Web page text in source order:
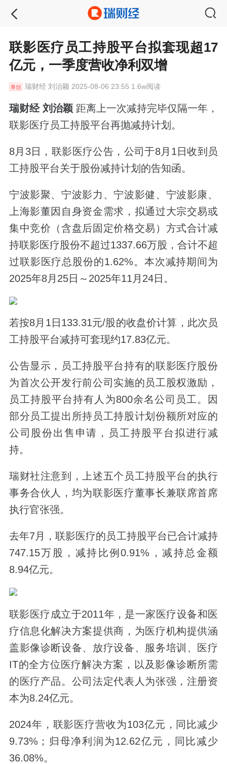
联影医疗员工持股平台拟套现超17
亿元，一季度营收净利双增
瑞财经刘治颖 2025-08-06 23:55 1.6w阅读
瑞财经 刘治颖 距离上一次减持完毕仅隔一年，
联影医疗员工持股平台再抛减持计划。
8月3日，联影医疗公告，公司于8月1日收到员
工持股平台关于股份减持计划的告知函。
宁波影聚、宁波影力、宁波影健、宁波影康、
上海影董因自身资金需求，拟通过大宗交易或
集中竞价（含盘后固定价格交易）方式合计减
持联影医疗股份不超过1337.66万股，合计不超
过联影医疗总股份的1.62%。本次减持期间为
2025年8月25日～2025年11月24日。
若按8月1日133.31元/股的收盘价计算，此次员
工持股平台减持可套现约17.83亿元。
公告显示，员工持股平台持有的联影医疗股份
为首次公开发行前公司实施的员工股权激励，
员工持股平台持有人为800余名公司员工。因
部分员工提出所持员工持股计划份额所对应的
公司股份出售申请，员工持股平台拟进行减
持。
瑞财社注意到，上述五个员工持股平台的执行
事务合伙人，均为联影医疗董事长兼联席首席
执行官张强。
去年7月，联影医疗的员工持股平台已合计减持
747.15万股，减持比例0.91%，减持总金额
8.94亿元。
联影医疗成立于2011年，是一家医疗设备和医
疗信息化解决方案提供商，为医疗机构提供涵
盖影像诊断设备、放疗设备、服务培训、医疗
IT的全方位医疗解决方案，以及影像诊断所需
的医疗产品。公司法定代表人为张强，注册资
本为8.24亿元。
2024年，联影医疗营收为103亿元，同比减少
9.73%；归母净利润为12.62亿元，同比减少
36.08%。